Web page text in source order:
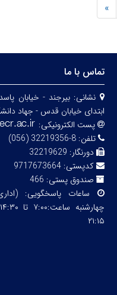
»
تماس با ما
نشانی: بیرجند - خیابان
ابتدای خیابان قدس - جهاد
پست الکترونیکی:
تلفن:8-32219356 (056)
دورنگار: 32219629
کدپستی:9717673664
صندوق پستی: 466
ساعات پاسخگویی:
۲۱:۱۵